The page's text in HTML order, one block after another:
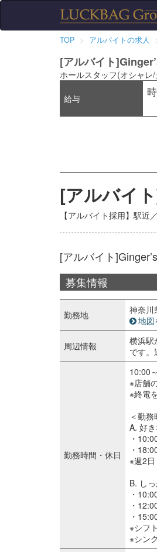
TOP アルバイトの求人
[アルバイト
ホールスタッフ(オシャレ
給与
[アルバイ
【アルバイト採用】駅近
[アルバイト
募集情報
勤務地
神奈川
地図
周辺情報
横浜駅
です。
勤務時間・休日
10:00
※店舗
※終電
＜勤務
A. 好
・
・
※週2
B. し
・
・
・
※シフ
※シン